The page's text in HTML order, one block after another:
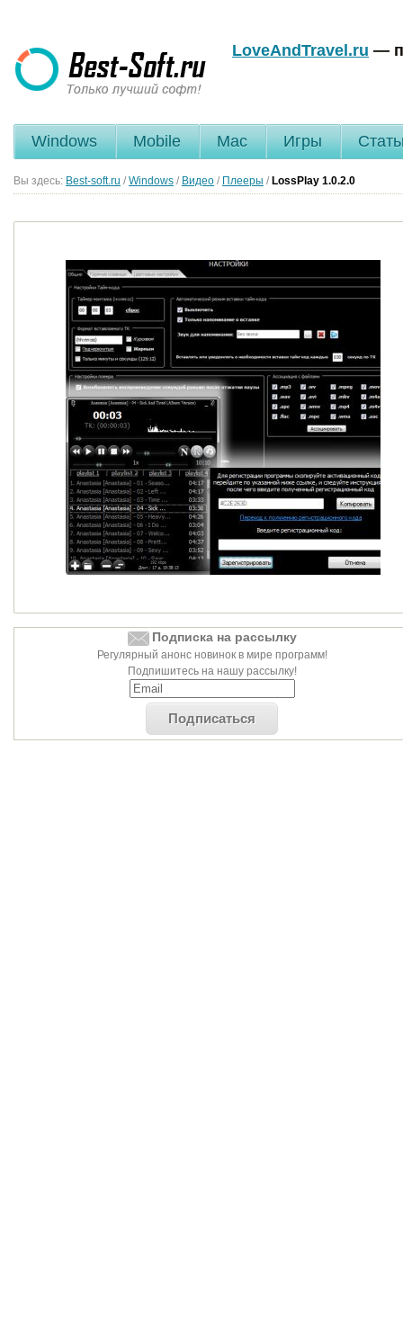
LoveAndTravel.ru —
Windows Mobile Mac Игры
Вы здесь: Best-soft.ru / Windows / Видео / Плееры / LossPlay 1.0.2.0
Подписка на рассылку
Регулярный анонс новинок в мире программ!
Подпишитесь на нашу рассылку!
Подписаться